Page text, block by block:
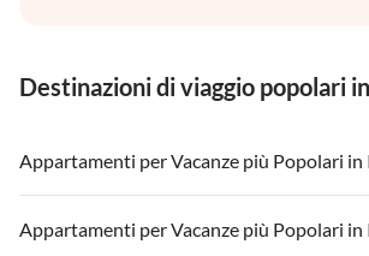
Destinazioni di viaggio popolari
Appartamenti per Vacanze più Popolari in
Appartamenti per Vacanze in Italia
Appartamenti per Vacanze più Popolari in